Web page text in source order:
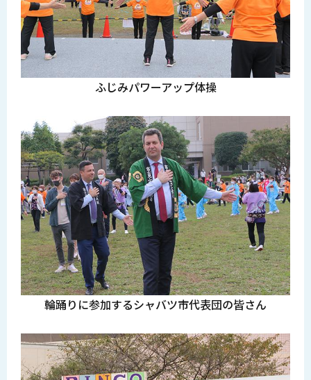
ふじみパワーアップ体操
輪踊りに参加するシャバツ市代表団の皆さん